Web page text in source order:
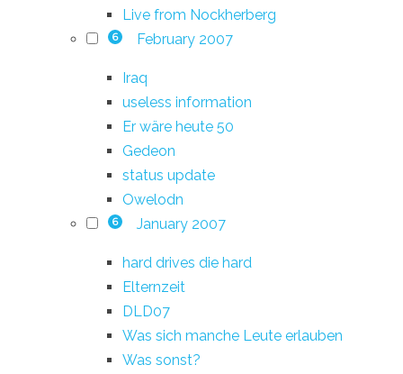
Live from Nockherberg
6 February 2007
Iraq
useless information
Er wäre heute 50
Gedeon
status update
Owelodn
6 January 2007
hard drives die hard
Elternzeit
DLD07
Was sich manche Leute erlauben
Was sonst?